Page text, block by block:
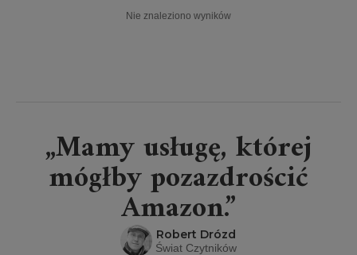
Nie znaleziono wyników
„Mamy usługę, której
mógłby pozazdrościć
Amazon.”
Robert Drózd
Świat Czytników